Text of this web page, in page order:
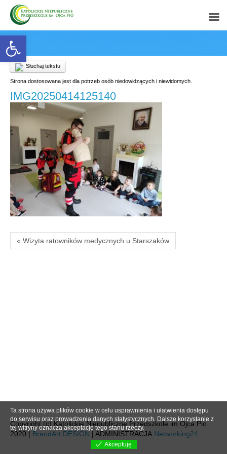
Open toolbar
Słuchaj tekstu
Strona dostosowana jest dla potrzeb osób niedowidzących i niewidomych.
IMG20250414125140
« Wizyta ratowników medycznych u Starszaków
Copyright (c) Katolickie Niepubliczne Przedszkole im.Ojca Pio
2020 | BrandArt DESIGN | ADMINISTRACJA Networking24
Ta strona używa plików cookie w celu usprawnienia i ułatwienia dostępu
do serwisu oraz prowadzenia danych statystycznych. Dalsze korzystanie z
tej witryny oznacza akceptację tego stanu rzeczy.
Akceptuję